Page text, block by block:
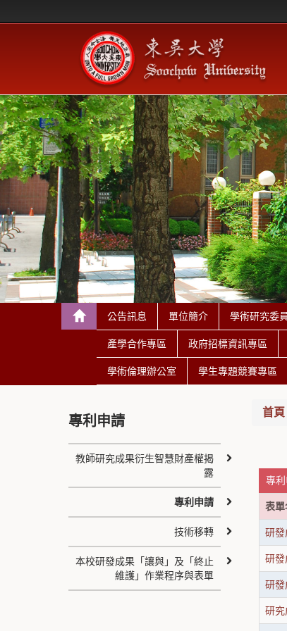
公告訊息 單位簡介 學術研究委
產學合作專區 政府招標資訊專區
學術倫理辦公室 學生專題競賽專區
首頁
專
表單
研發
研發
研發
研究
專利申請
教師研究成果衍生智慧財產權揭
露
專利申請
技術移轉
本校研發成果「讓與」及「終止
維護」作業程序與表單